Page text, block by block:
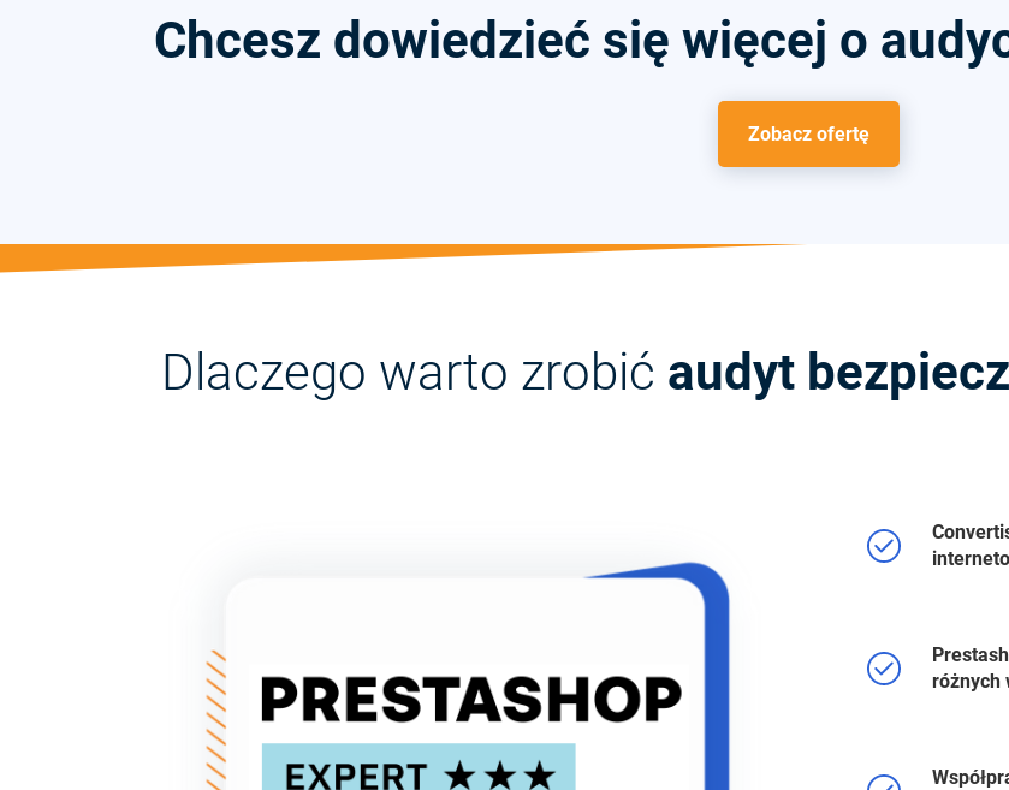
Chcesz dowiedzieć się więcej o
Zobacz ofertę
Dlaczego warto zrobić audyt
różnych